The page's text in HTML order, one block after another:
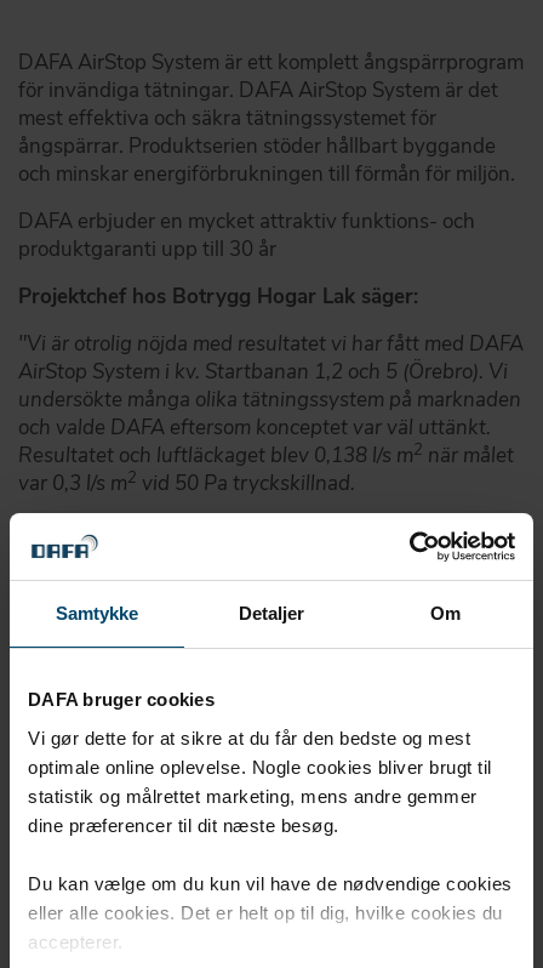
Samtykke Detaljer Om
DAFA bruger cookies
Vi gør dette for at sikre at du får den bedste og mest
optimale online oplevelse. Nogle cookies bliver brugt til
statistik og målrettet marketing, mens andre gemmer
dine præferencer til dit næste besøg.
Du kan vælge om du kun vil have de nødvendige cookies
eller alle cookies. Det er helt op til dig, hvilke cookies du
accepterer.
DAFA AirStop System är ett komplett ångspärrprogram
för invändiga tätningar. DAFA AirStop System är det
mest effektiva och säkra tätningssystemet för
ångspärrar. Produktserien stöder hållbart byggande
och minskar energiförbrukningen till förmån för miljön.
DAFA erbjuder en mycket attraktiv funktions- och
produktgaranti upp till 30 år
Projektchef hos Botrygg Hogar Lak säger:
"Vi är otrolig nöjda med resultatet vi har fått med DAFA
AirStop System i kv. Startbanan 1,2 och 5 (Örebro). Vi
undersökte många olika tätningssystem på marknaden
och valde DAFA eftersom konceptet var väl uttänkt.
Resultatet och luftläckaget blev 0,138 l/s m2 när målet
var 0,3 l/s m2 vid 50 Pa tryckskillnad.
DAFA är enkelt att jobba med och innehar alla detaljer
ett projekt behöver. Genom att dokumentera fick vi
även 30 års funktions- och produktgaranti som vi kan
ge våra kunder."